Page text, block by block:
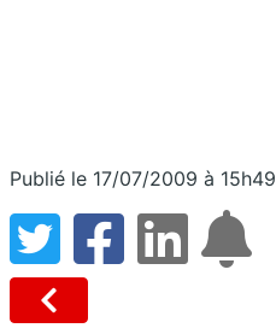
Publié le 17/07/2009 à 15h49